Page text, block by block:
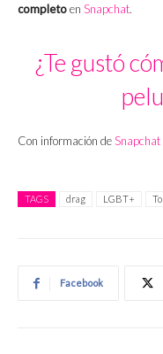
completoen Snapchat.
¿Te gustó
Con información deSnapchat
TAGS drag LGBT+
Facebook